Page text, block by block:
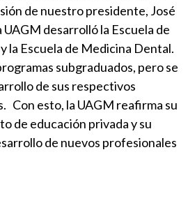
de nuestro presidente, José
desarrolló la Escuela de
la Escuela de Medicina Dental.
subgraduados, pero se
de sus respectivos
Con esto, la UAGM reafirma su
de educación privada y su
de nuevos profesionales